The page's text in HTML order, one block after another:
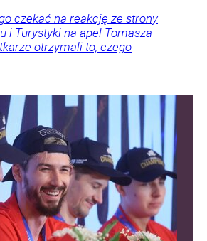
czekać na reakcję ze strony
i Turystyki na apel Tomasza
otrzymali to, czego